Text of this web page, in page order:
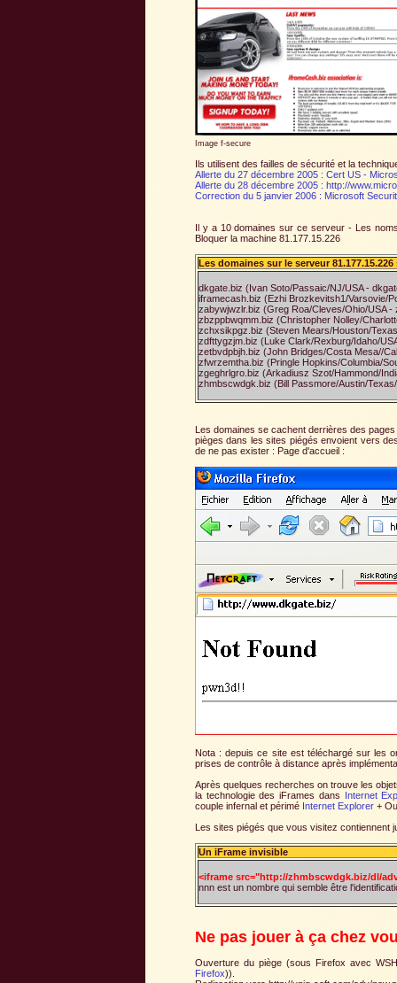
Image f-secure
Ils utilisent des failles de sécurité et la
Allerte du 27 décembre 2005 : Cert US -
Allerte du 28 décembre 2005 : http://
Correction du 5 janvier 2006 : Microsoft
Il y a 10 domaines sur ce serveur - Les
Bloquer la machine 81.177.15.226
Les domaines sur le serveur
dkgate.biz (Ivan Soto/Passaic/NJ/USA -
iframecash.biz (Ezhi Brozkevitsh1/Varsovie/
zabywjwzlr.biz (Greg Roa/Cleves/Ohio/USA
zbzppbwqmm.biz (Christopher Nolley/
zchxsikpgz.biz (Steven Mears/Houston/
zdfttygzjm.biz (Luke Clark/Rexburg/Idaho/
zetbvdpbjh.biz (John Bridges/Costa Mesa//
zfwrzemtha.biz (Pringle Hopkins/Columbia/
zgeghrlgro.biz (Arkadiusz Szot/Hammond/
zhmbscwdgk.biz (Bill Passmore/Austin/
Les domaines se cachent derrières des
pièges dans les sites piégés envoient vers
de ne pas exister : Page d'accueil :
Nota : depuis ce site est téléchargé sur les
prises de contrôle à distance après
Après quelques recherches on trouve les
la technologie des iFrames dans Internet
couple infernal et périmé Internet Explorer +
Les sites piégés que vous visitez contiennent
Un iFrame invisible
<iframe src="http://zhmbscwdgk.biz/dl/
nnn est un nombre qui semble être
Ne pas jouer à ça chez
Ouverture du piège (sous Firefox avec
Firefox)).